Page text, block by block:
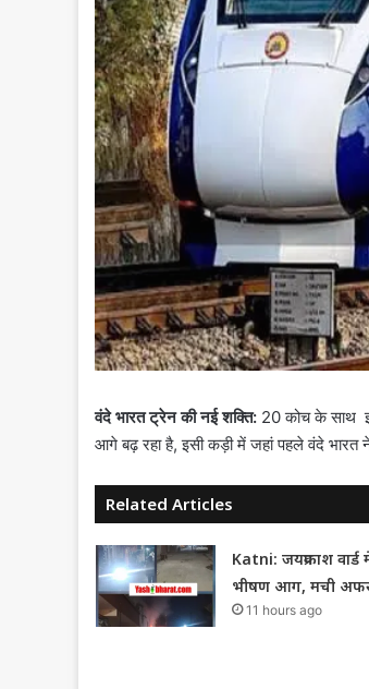
वंदे भारत ट्रेन की नई शक्ति: 20 कोच के साथ
आगे बढ़ रहा है, इसी कड़ी में जहां पहले वंदे
Related Articles
Katni: जयप्रकाश
भीषण आग, मची
11 hours ago